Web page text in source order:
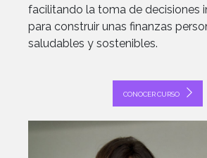
facilitando la toma de decisiones
para construir unas finanzas
saludables y sostenibles.
CONOCER CURSO